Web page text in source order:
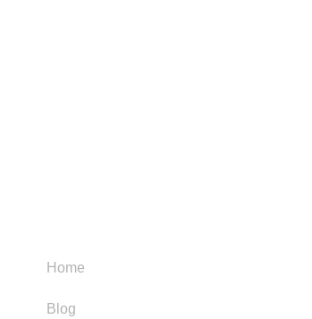
Home
Blog